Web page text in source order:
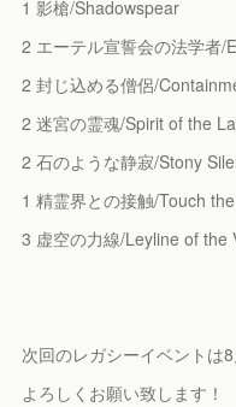
1 影槍/Shadowspear
2 エーテル宣誓会の法学者/
2 封じ込める僧侶/
2 迷宮の霊魂/Spirit of the
2 石のような静寂/Stony
1 精霊界との接触/Touch
3 虚空の力線/Leyline of the
次回のレガシーイベントは
よろしくお願い致します！